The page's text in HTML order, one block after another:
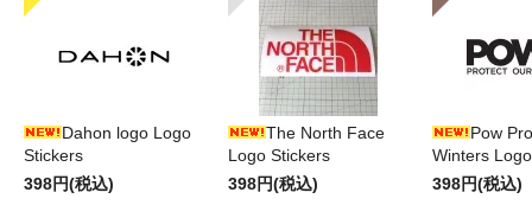
Dahon logo Logo
Stickers
398円(税込)
The North Face
Logo Stickers
398円(税込)
Pow
Winters
398円(税込)